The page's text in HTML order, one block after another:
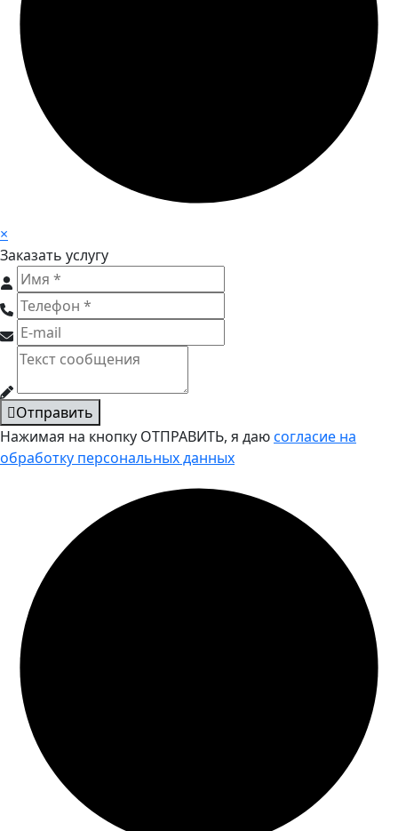
×
Заказать услугу
Отправить
Нажимая на кнопку ОТПРАВИТЬ, я даюсогласие на
обработку персональных данных